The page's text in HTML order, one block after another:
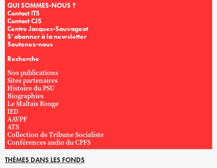
QUI SOMMES-NOUS ?
Contact ITS
Contact CJS
Centre Jacques-Sauvageot
S’abonner à la newsletter
Soutenez-nous
Recherche
Nos publications
Sites partenaires
Histoire du PSU
Biographies
Le Maltais Rouge
IED
AAVPF
ATS
Collection de Tribune Socialiste
Conférences audio du CPFS
THÈMES DANS LES FONDS